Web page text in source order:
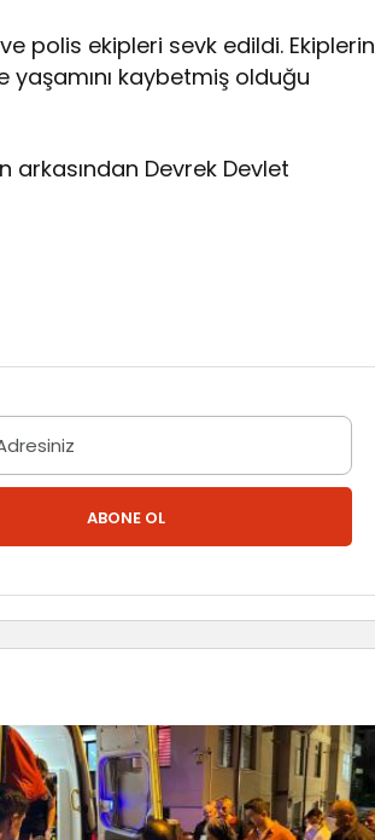
polis ekipleri sevk edildi. Ekiplerin
yaşamını kaybetmiş olduğu
Devrek Devlet
ABONE OL